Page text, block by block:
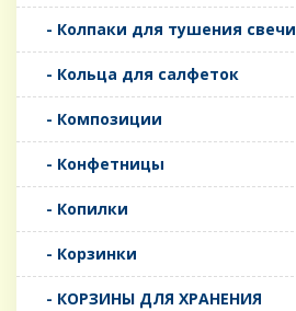
- Колпаки для тушения свечи
- Кольца для салфеток
- Композиции
- Конфетницы
- Копилки
- Корзинки
- КОРЗИНЫ ДЛЯ ХРАНЕНИЯ